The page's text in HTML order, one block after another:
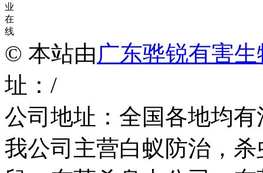
业
在
线
© 本站由 广东骅锐有害
址：/
公司地址：全国各地均
我公司主营白蚁防治，